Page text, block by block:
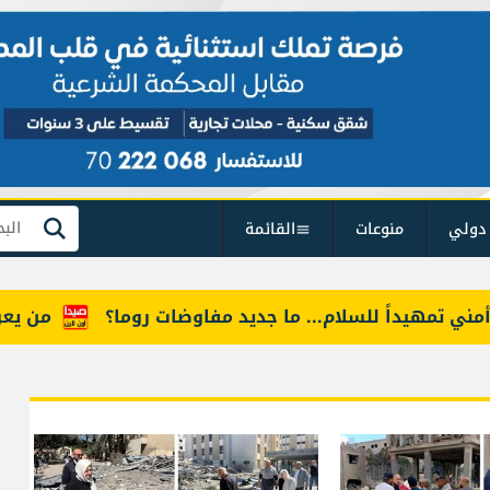
منوعات القائمة بحث
من يعرف للسلام... ما جديد مفاوضات روما؟